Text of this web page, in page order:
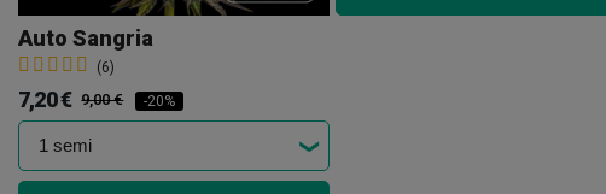
Auto Sangria
(6)
7,20 € 9,00 € -20%